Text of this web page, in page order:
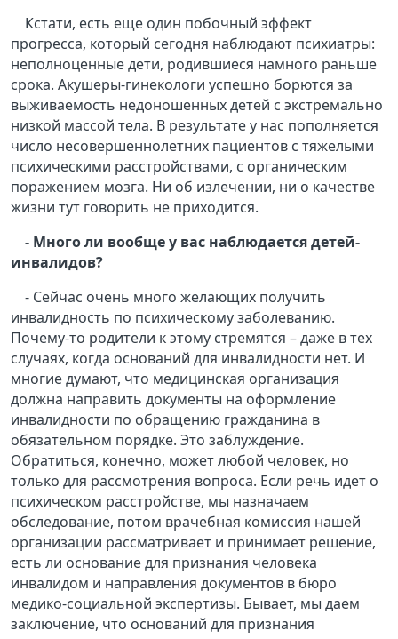
Кстати, есть еще один побочный эффект
прогресса, который сегодня наблюдают психиатры:
неполноценные дети, родившиеся намного раньше
срока. Акушеры-гинекологи успешно борются за
выживаемость недоношенных детей с экстремально
низкой массой тела. В результате у нас пополняется
число несовершеннолетних пациентов с тяжелыми
психическими расстройствами, с органическим
поражением мозга. Ни об излечении, ни о качестве
жизни тут говорить не приходится.
- Много ли вообще у вас наблюдается детей-
инвалидов?
- Сейчас очень много желающих получить
инвалидность по психическому заболеванию.
Почему-то родители к этому стремятся – даже в тех
случаях, когда оснований для инвалидности нет. И
многие думают, что медицинская организация
должна направить документы на оформление
инвалидности по обращению гражданина в
обязательном порядке. Это заблуждение.
Обратиться, конечно, может любой человек, но
только для рассмотрения вопроса. Если речь идет о
психическом расстройстве, мы назначаем
обследование, потом врачебная комиссия нашей
организации рассматривает и принимает решение,
есть ли основание для признания человека
инвалидом и направления документов в бюро
медико-социальной экспертизы. Бывает, мы даем
заключение, что оснований для признания